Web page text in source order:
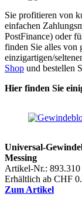
Sie profitieren von
einfachen
PostFinance) oder
finden Sie alles von
einzigartigen/
Shop und bestellen
Hier finden Sie
Universal-
Messing
Artikel-Nr.: 893.310
Erhältlich ab CHF
Zum Artikel